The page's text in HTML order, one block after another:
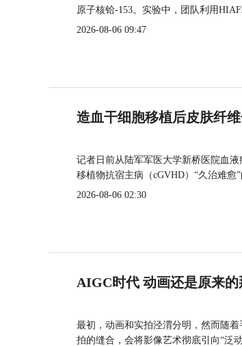
原子核铪-153。实验中，团队利用
2026-08-06 09:47
造血干细胞移植后皮肤纤
记者日前从陆军军医大学新桥医院血
移植物抗宿主病（cGVHD）“久治难愈
2026-08-06 02:30
AIGC时代 动画还是原来的
最初，动画和实拍泾渭分明，然而随
拍的缝合，会将影像艺术彻底引向“泛动